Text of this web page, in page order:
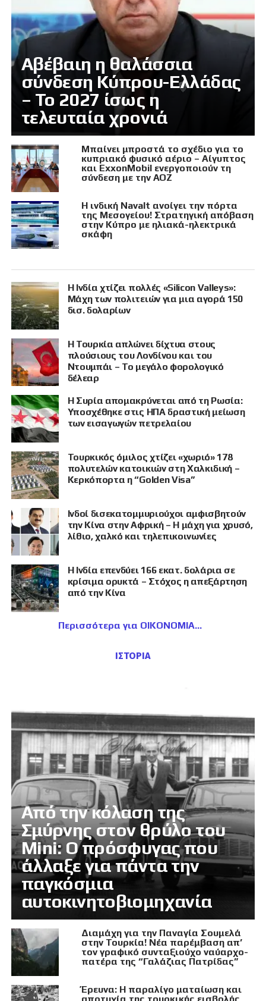
Αβέβαιη η θαλάσσια
σύνδεση Κύπρου-Ελλάδας
– Το 2027 ίσως η
τελευταία χρονιά
Μπαίνει μπροστά το σχέδιο για το
κυπριακό φυσικό αέριο – Αίγυπτος
και ExxonMobil ενεργοποιούν τη
σύνδεση με την ΑΟΖ
Η ινδική Navalt ανοίγει την πόρτα
της Μεσογείου! Στρατηγική απόβαση
στην Κύπρο με ηλιακά-ηλεκτρικά
σκάφη
Η Ινδία χτίζει πολλές «Silicon Valleys»:
Μάχη των πολιτειών για μια αγορά 150
δισ. δολαρίων
Η Τουρκία απλώνει δίχτυα στους
πλούσιους του Λονδίνου και του
Ντουμπάι – Το μεγάλο φορολογικό
δέλεαρ
Η Συρία απομακρύνεται από τη Ρωσία:
Υποσχέθηκε στις ΗΠΑ δραστική μείωση
των εισαγωγών πετρελαίου
Τουρκικός όμιλος χτίζει «χωριό» 178
πολυτελών κατοικιών στη Χαλκιδική –
Κερκόπορτα η “Golden Visa”
Ινδοί δισεκατομμυριούχοι αμφισβητούν
την Κίνα στην Αφρική – Η μάχη για χρυσό,
λίθιο, χαλκό και τηλεπικοινωνίες
Η Ινδία επενδύει 166 εκατ. δολάρια σε
κρίσιμα ορυκτά – Στόχος η απεξάρτηση
από την Κίνα
Περισσότερα για ΟΙΚΟΝΟΜΙΑ
ΙΣΤΟΡΙΑ
Από την κόλαση της
Σμύρνης στον θρύλο του
Mini: Ο πρόσφυγας που
άλλαξε για πάντα την
παγκόσμια
αυτοκινητοβιομηχανία
Διαμάχη για την Παναγία Σουμελά
στην Τουρκία! Νέα παρέμβαση απ’
τον γραφικό συνταξιούχο ναύαρχο-
πατέρα της “Γαλάζιας Πατρίδας”
Έρευνα: Η παραλίγο ματαίωση και